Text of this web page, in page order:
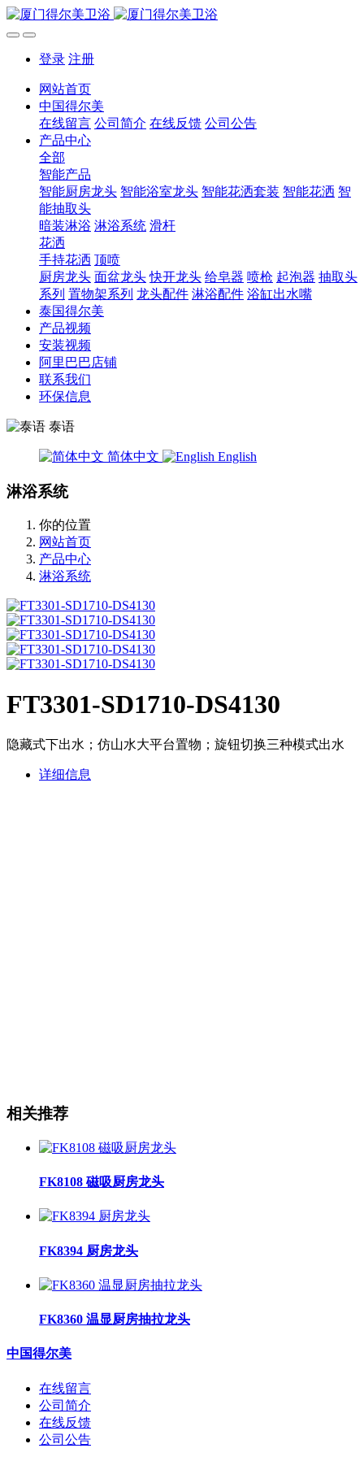
登录 注册
网站首页
中国得尔美
在线留言 公司简介 在线反馈 公司公告
产品中心
全部
智能产品
智能厨房龙头 智能浴室龙头 智能花洒套装 智能花洒 智
能抽取头
暗装淋浴 淋浴系统 滑杆
花洒
手持花洒 顶喷
厨房龙头 面盆龙头 快开龙头 给皂器 喷枪 起泡器 抽取头
系列 置物架系列 龙头配件 淋浴配件 浴缸出水嘴
泰国得尔美
产品视频
安装视频
阿里巴巴店铺
联系我们
环保信息
泰语
简体中文 English
淋浴系统
你的位置
网站首页
产品中心
淋浴系统
FT3301-SD1710-DS4130
隐藏式下出水；仿山水大平台置物；旋钮切换三种模式出水
详细信息
相关推荐
FK8108 磁吸厨房龙头
FK8394 厨房龙头
FK8360 温显厨房抽拉龙头
中国得尔美
在线留言
公司简介
在线反馈
公司公告